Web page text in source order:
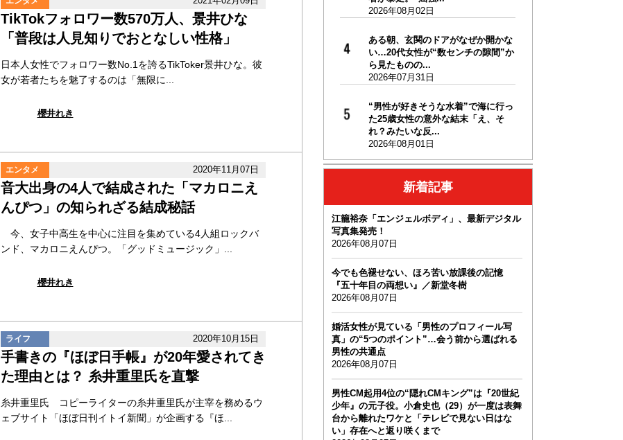
TikTokフォロワー数570万人、景井ひな
「普段は人見知りでおとなしい性格」
日本人女性でフォロワー数No.1を誇るTikToker景井ひな。彼
女が若者たちを魅了するのは「無限に...
櫻井れき
エンタメ 2020年11月07日
音大出身の4人で結成された「マカロニえ
んぴつ」の知られざる結成秘話
今、女子中高生を中心に注目を集めている4人組ロックバ
ンド、マカロニえんぴつ。「グッドミュージック」...
櫻井れき
ライフ 2020年10月15日
手書きの『ほぼ日手帳』が20年愛されてき
た理由とは？ 糸井重里氏を直撃
糸井重里氏 コピーライターの糸井重里氏が主宰を務めるウ
ェブサイト「ほぼ日刊イトイ新聞」が企画する『ほ...
2026年08月02日
ある朝、玄関のドアがなぜか開かな
い…20代女性が“数センチの隙間”か
ら見たものの...
2026年07月31日
“男性が好きそうな水着”で海に行っ
た25歳女性の意外な結末「え、そ
れ？みたいな反...
2026年08月01日
新着記事
江籠裕奈「エンジェルボディ」、最新デジタル
写真集発売！
2026年08月07日
今でも色褪せない、ほろ苦い放課後の記憶
『五十年目の両想い』／新堂冬樹
2026年08月07日
婚活女性が見ている「男性のプロフィール写
真」の“5つのポイント”…会う前から選ばれる
男性の共通点
2026年08月07日
男性CM起用4位の“隠れCMキング”は『20世紀
少年』の元子役。小倉史也（29）が一度は表舞
台から離れたワケと「テレビで見ない日はな
い」存在へと返り咲くまで